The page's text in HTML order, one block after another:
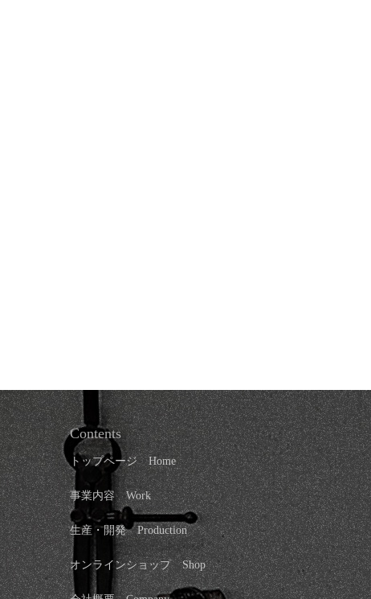
Contents
トップページHome
事業内容 Work
生産・開発 Production
オンラインショップShop